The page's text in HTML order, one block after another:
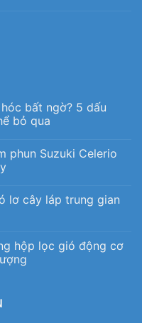
bất ngờ? 5 dấu
bỏ qua
phun Suzuki Celerio
lơ cây láp trung gian
hộp lọc gió động cơ